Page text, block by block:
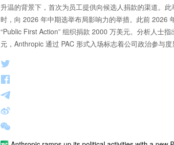
升温的背景下，首次为员工提供向候选人捐款的渠道。
时，向 2026 年中期选举布局影响力的举措。此前 2026
“Public First Action” 组织捐款 2000 万美元。分析人士
元，Anthropic 通过 PAC 形式入场标志着公司政治参与度